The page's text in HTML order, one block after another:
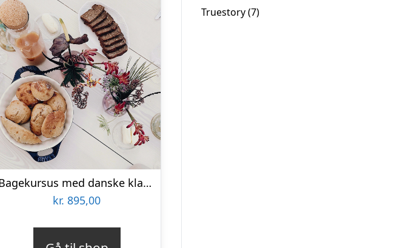
Bagekursus med danske klassikere hos CPH Cooking Class
kr. 895,00
Truestory(7)